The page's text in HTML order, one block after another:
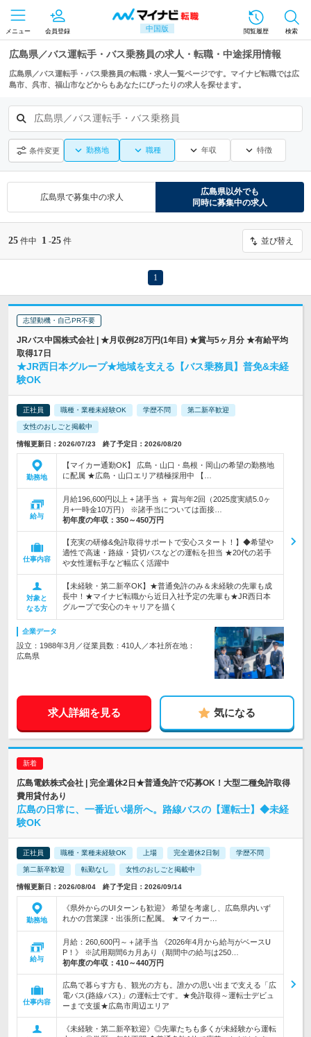
中国版
メニュー 会員登録 閲覧履歴 検索
広島県／バス運転手・バス乗務員の求人・転職・中途採用情報
広島県／バス運転手・バス乗務員の転職・求人一覧ページです。マイナビ転職では広
島市、呉市、福山市などからもあなたにぴったりの求人を探せます。
広島県／バス運転手・バス乗務員
条件変更 勤務地 職種 年収 特徴
広島県で募集中の求人
広島県以外でも
同時に募集中の求人
25 件中 1 -25 件 並び替え
1
志望動機・自己PR不要
JRバス中国株式会社 | ★月収例28万円(1年目) ★賞与5ヶ月分 ★有給平均
取得17日
★JR西日本グループ★地域を支える【バス乗務員】普免&未経
験OK
正社員 職種・業種未経験OK 学歴不問 第二新卒歓迎
女性のおしごと掲載中
情報更新日：2026/07/23 終了予定日：2026/08/20
勤務地
【マイカー通勤OK】 広島・山口・島根・岡山の希望の勤務地
に配属 ★広島・山口エリア積極採用中 【…
給与
月給196,600円以上 + 諸手当 ＋ 賞与年2回（2025度実績5.0ヶ
月+一時金10万円） ※諸手当については面接…
初年度の年収： 350～450万円
仕事内容
【充実の研修&免許取得サポートで安心スタート！】◆希望や
適性で高速・路線・貸切バスなどの運転を担当 ★20代の若手
や女性運転手など幅広く活躍中
対象と
なる方
【未経験・第二新卒OK】★普通免許のみ＆未経験の先輩も成
長中！★マイナビ転職から近日入社予定の先輩も★JR西日本
グループで安心のキャリアを描く
企業データ
設立：1988年3月／従業員数：410人／本社所在地：
広島県
求人詳細を見る 気になる
広島電鉄株式会社 | 完全週休2日★普通免許で応募OK！大型二種免許取得
費用貸付あり
広島の日常に、一番近い場所へ。路線バスの【運転士】◆未経
験OK
正社員 職種・業種未経験OK 上場 完全週休2日制 学歴不問
第二新卒歓迎 転勤なし 女性のおしごと掲載中
情報更新日：2026/08/04 終了予定日：2026/09/14
勤務地
《県外からのUIターンも歓迎》 希望を考慮し、広島県内いず
れかの営業課・出張所に配属。 ★マイカー…
給与
月給：260,600円～＋諸手当 《2026年4月から給与がベースU
P！》 ※試用期間6カ月あり（期間中の給与は250…
初年度の年収： 410～440万円
仕事内容
広島で暮らす方も、観光の方も。誰かの思い出まで支える「広
電バス(路線バス)」の運転士です。★免許取得～運転士デビュ
ーまで支援★広島市周辺エリア
《未経験・第二新卒歓迎》◎先輩たちも多くが未経験から運転